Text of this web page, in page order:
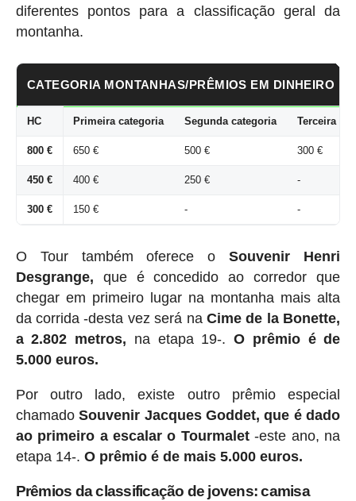
diferentes pontos para a classificação geral da
montanha.
CATEGORIA MONTANHAS/PRÊMIOS EM DINHEIRO
HC Primeira categoria Segunda categoria Terceira
800 € 650 € 500 € 300 €
450 € 400 € 250 € -
300 € 150 € - -
O Tour também oferece oSouvenir Henri
Desgrange, que é concedido ao corredor que
chegar em primeiro lugar na montanha mais alta
da corrida -desta vez será naCime de la Bonette,
a 2.802 metros, na etapa 19-.O prêmio é de
5.000 euros.
Por outro lado, existe outro prêmio especial
chamadoSouvenir Jacques Goddet, que é dado
ao primeiro a escalar o Tourmalet-este ano, na
etapa 14-. O prêmio é de mais 5.000 euros.
Prêmios da classificação de jovens: camisa